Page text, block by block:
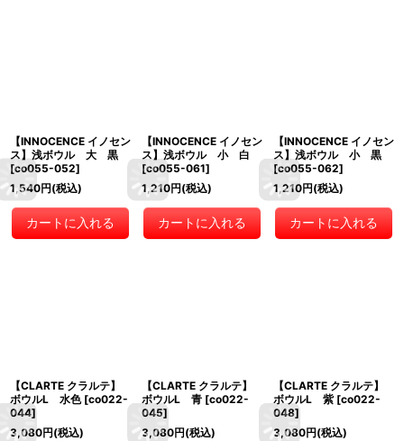
【INNOCENCE イノセン
ス】浅ボウル 大 黒
[co055-052]
1,540円(税込)
カートに入れる
【INNOCENCE イノセン
ス】浅ボウル 小 白
[co055-061]
1,210円(税込)
カートに入れる
【INNOCENCE イノセン
ス】浅ボウル 小 黒
[co055-062]
1,210円(税込)
カートに入れる
【CLARTE クラルテ】
ボウルL 水色 [co022-
044]
3,080円(税込)
【CLARTE クラルテ】
ボウルL 青 [co022-
045]
3,080円(税込)
【CLARTE クラルテ】
ボウルL 紫 [co022-
048]
3,080円(税込)